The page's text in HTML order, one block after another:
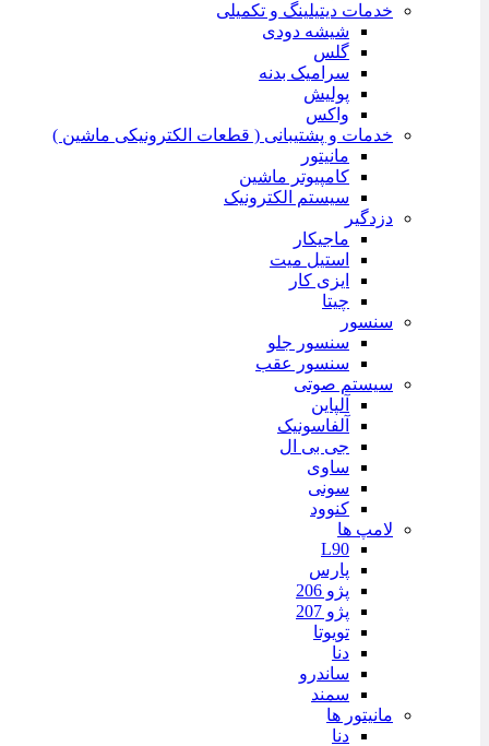
خدمات دیتیلینگ و تکمیلی
شیشه دودی
گلس
سرامیک بدنه
پولیش
واکس
خدمات و پشتیبانی ( قطعات الکترونیکی ماشین )
مانیتور
کامپیوتر ماشین
سیستم الکترونیک
دزدگیر
ماجیکار
استیل میت
ایزی کار
چیتا
سنسور
سنسور جلو
سنسور عقب
سیستم صوتی
آلپاین
آلفاسونیک
جی بی ال
ساوی
سونی
کنوود
لامپ ها
L90
پارس
پژو 206
پژو 207
تویوتا
دنا
ساندرو
سمند
مانیتور ها
دنا